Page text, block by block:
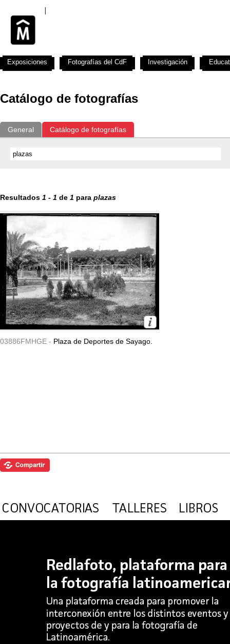
Catálogo de fotografías
General Catálogo de fotografías
Resultados 1 - 1 de 1 para plazas
03886FMHGE - Plaza de Deportes de Sayago.
Exposiciones Fotografías del CdF Investigación